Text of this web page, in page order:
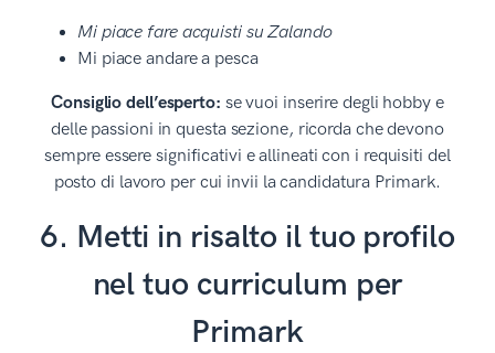
Mi piace fare acquisti su Zalando
Mi piace andare a pesca
Consiglio dell’esperto: se vuoi inserire degli hobby e
delle passioni in questa sezione, ricorda che devono
sempre essere significativi e allineati con i requisiti del
posto di lavoro per cui invii la candidatura Primark.
6. Metti in risalto il tuo profilo
nel tuo curriculum per
Primark